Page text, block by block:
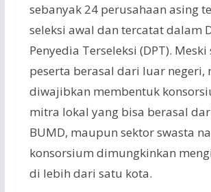
sebanyak 24 perusahaan asing
seleksi awal dan tercatat dalam
Penyedia Terseleksi (DPT).
peserta berasal dari luar negeri,
diwajibkan membentuk
mitra lokal yang bisa berasal
BUMD, maupun sektor swasta
konsorsium dimungkinkan
di lebih dari satu kota.